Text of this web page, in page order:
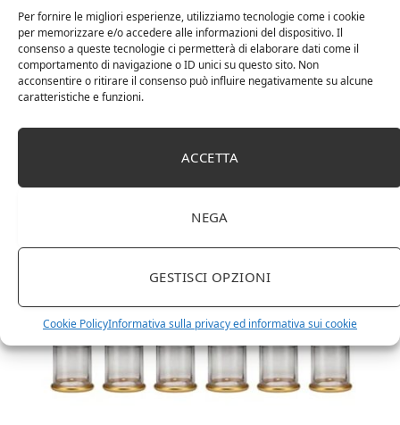
Per fornire le migliori esperienze, utilizziamo tecnologie come i cookie
per memorizzare e/o accedere alle informazioni del dispositivo. Il
consenso a queste tecnologie ci permetterà di elaborare dati come il
comportamento di navigazione o ID unici su questo sito. Non
acconsentire o ritirare il consenso può influire negativamente su alcune
caratteristiche e funzioni.
ACCETTA
NEGA
GESTISCI OPZIONI
Cookie PolicyInformativa sulla privacy ed informativa sui cookie
DOT Horeca Solutions 1000 Bicchieri PET
usa e getta bicchiere riciclabili per acqua bevande
birra cocktail drink